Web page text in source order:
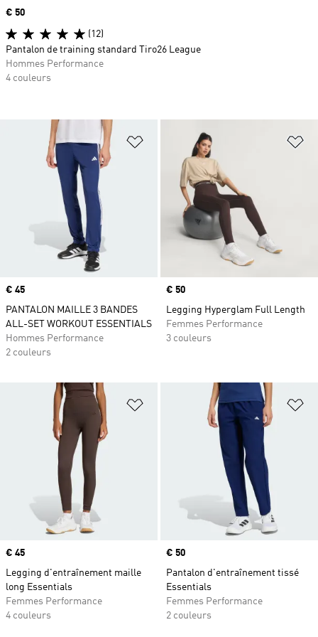
Ajouter à la Liste de produits
Prix
€ 45
PANTALON MAILLE 3 BANDES
ALL-SET WORKOUT ESSENTIALS
Hommes Performance
2 couleurs
Prix
€ 50
Legging Hyperglam Full Length
Femmes Performance
3 couleurs
Ajouter à la Liste de produits
Prix
€ 45
Legging d'entraînement maille
long Essentials
Femmes Performance
4 couleurs
Prix
€ 50
Pantalon d'entraînement tissé
Essentials
Femmes Performance
2 couleurs
Prix
€ 50
(12)
Pantalon de training standard Tiro26 League
Hommes Performance
4 couleurs